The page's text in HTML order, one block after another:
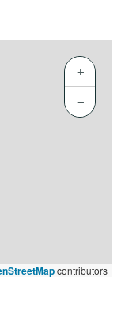
+
−
contributors